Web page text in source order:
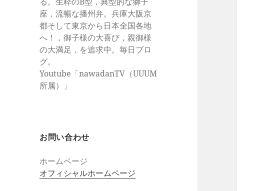
座，流暢な播州弁。兵庫大阪京
都そして東京から日本全国各地
へ！，御子様の大喜び，親御様
の大満足，を追求中。毎日ブロ
グ。
Youtube「nawadanTV（UUUM
所属）」
お問い合わせ
ホームページ
オフィシャルホームページ